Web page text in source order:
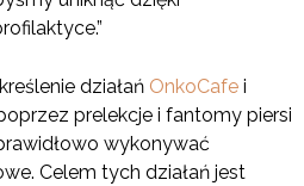
działań OnkoCafe i
prelekcje i fantomy piersi
wykonywać
Celem tych działań jest